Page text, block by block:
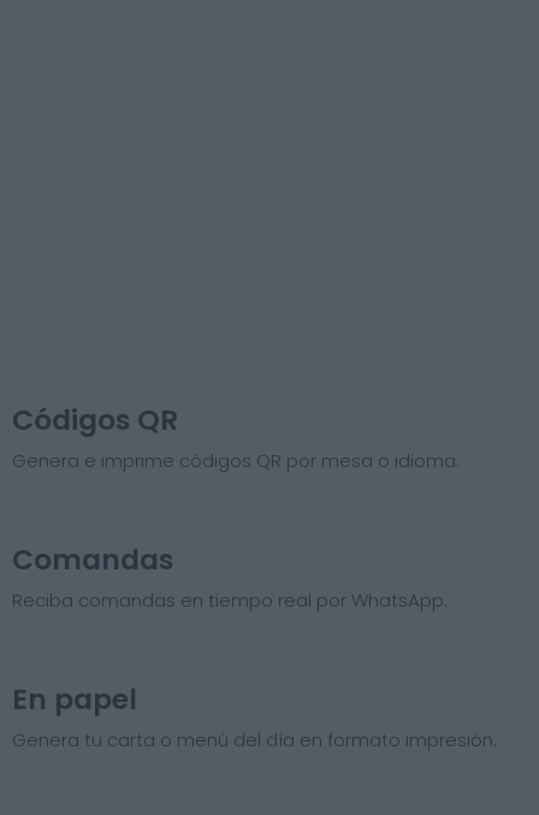
Códigos QR
Genera e imprime códigos QR por mesa o idioma.
Comandas
Reciba comandas en tiempo real por WhatsApp.
En papel
Genera tu carta o menú del día en formato impresión.